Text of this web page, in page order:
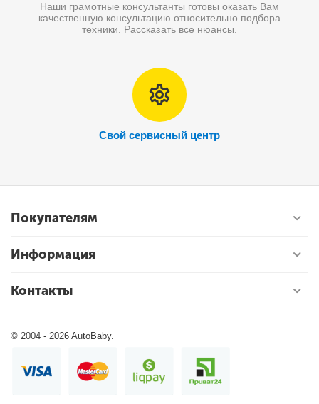
Наши грамотные консультанты готовы оказать Вам
качественную консультацию относительно подбора
техники. Рассказать все нюансы.
Свой сервисный центр
Покупателям
Информация
Контакты
© 2004 - 2026 AutoBaby.